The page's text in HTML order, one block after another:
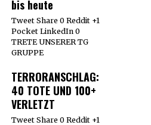
bis heute
Tweet Share 0 Reddit +1
Pocket LinkedIn 0
TRETE UNSERER TG
GRUPPE
TERRORANSCHLAG:
40 TOTE UND 100+
VERLETZT
Tweet Share 0 Reddit +1